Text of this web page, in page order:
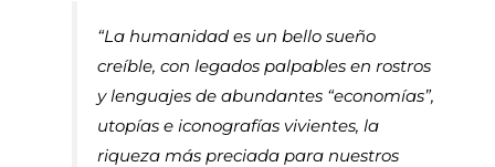
“La humanidad es un bello sueño
creíble, con legados palpables en rostros
y lenguajes de abundantes “economías”,
utopías e iconografías vivientes, la
riqueza más preciada para nuestros